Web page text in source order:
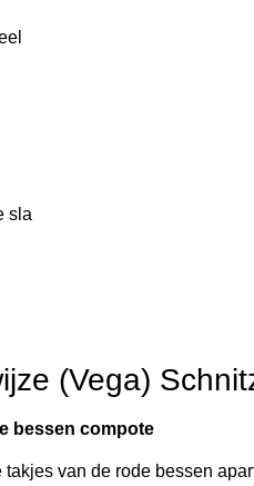
sla
(Vega)
bessen compote
takjes van de rode bessen